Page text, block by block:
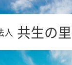
人 共生の里